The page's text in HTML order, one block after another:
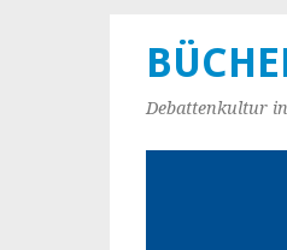
Debattenkultur